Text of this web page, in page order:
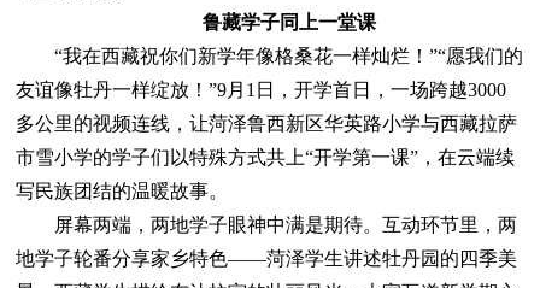
鲁藏学子同上一堂课
“我在西藏祝你们新学年像格桑花一样灿烂！”“愿我们的
友谊像牡丹一样绽放！”9月1日，开学首日，一场跨越3000
多公里的视频连线，让菏泽鲁西新区华英路小学与西藏拉萨
市雪小学的学子们以特殊方式共上“开学第一课”，在云端续
写民族团结的温暖故事。
屏幕两端，两地学子眼神中满是期待。互动环节里，两
地学子轮番分享家乡特色——菏泽学生讲述牡丹园的四季美